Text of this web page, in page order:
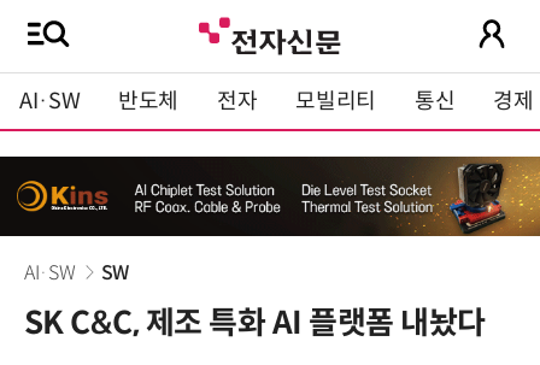
AI·SW 반도체 전자 모빌리티 통신 경제
AI·SW SW
SK C&C, 제조 특화 AI 플랫폼 내놨다